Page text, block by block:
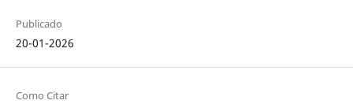
Publicado
20-01-2026
Como Citar